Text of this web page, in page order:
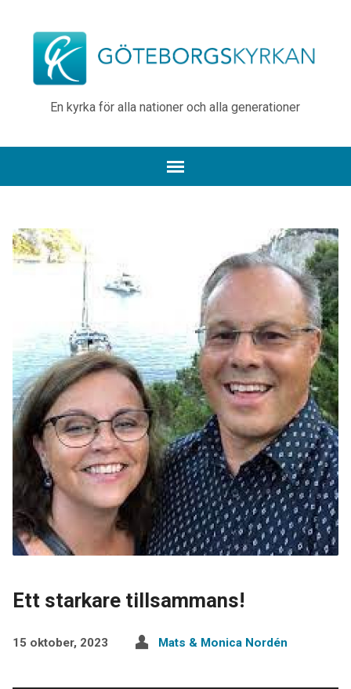
En kyrka för alla nationer och alla generationer
Ett starkare tillsammans!
15 oktober, 2023 Mats & Monica Nordén